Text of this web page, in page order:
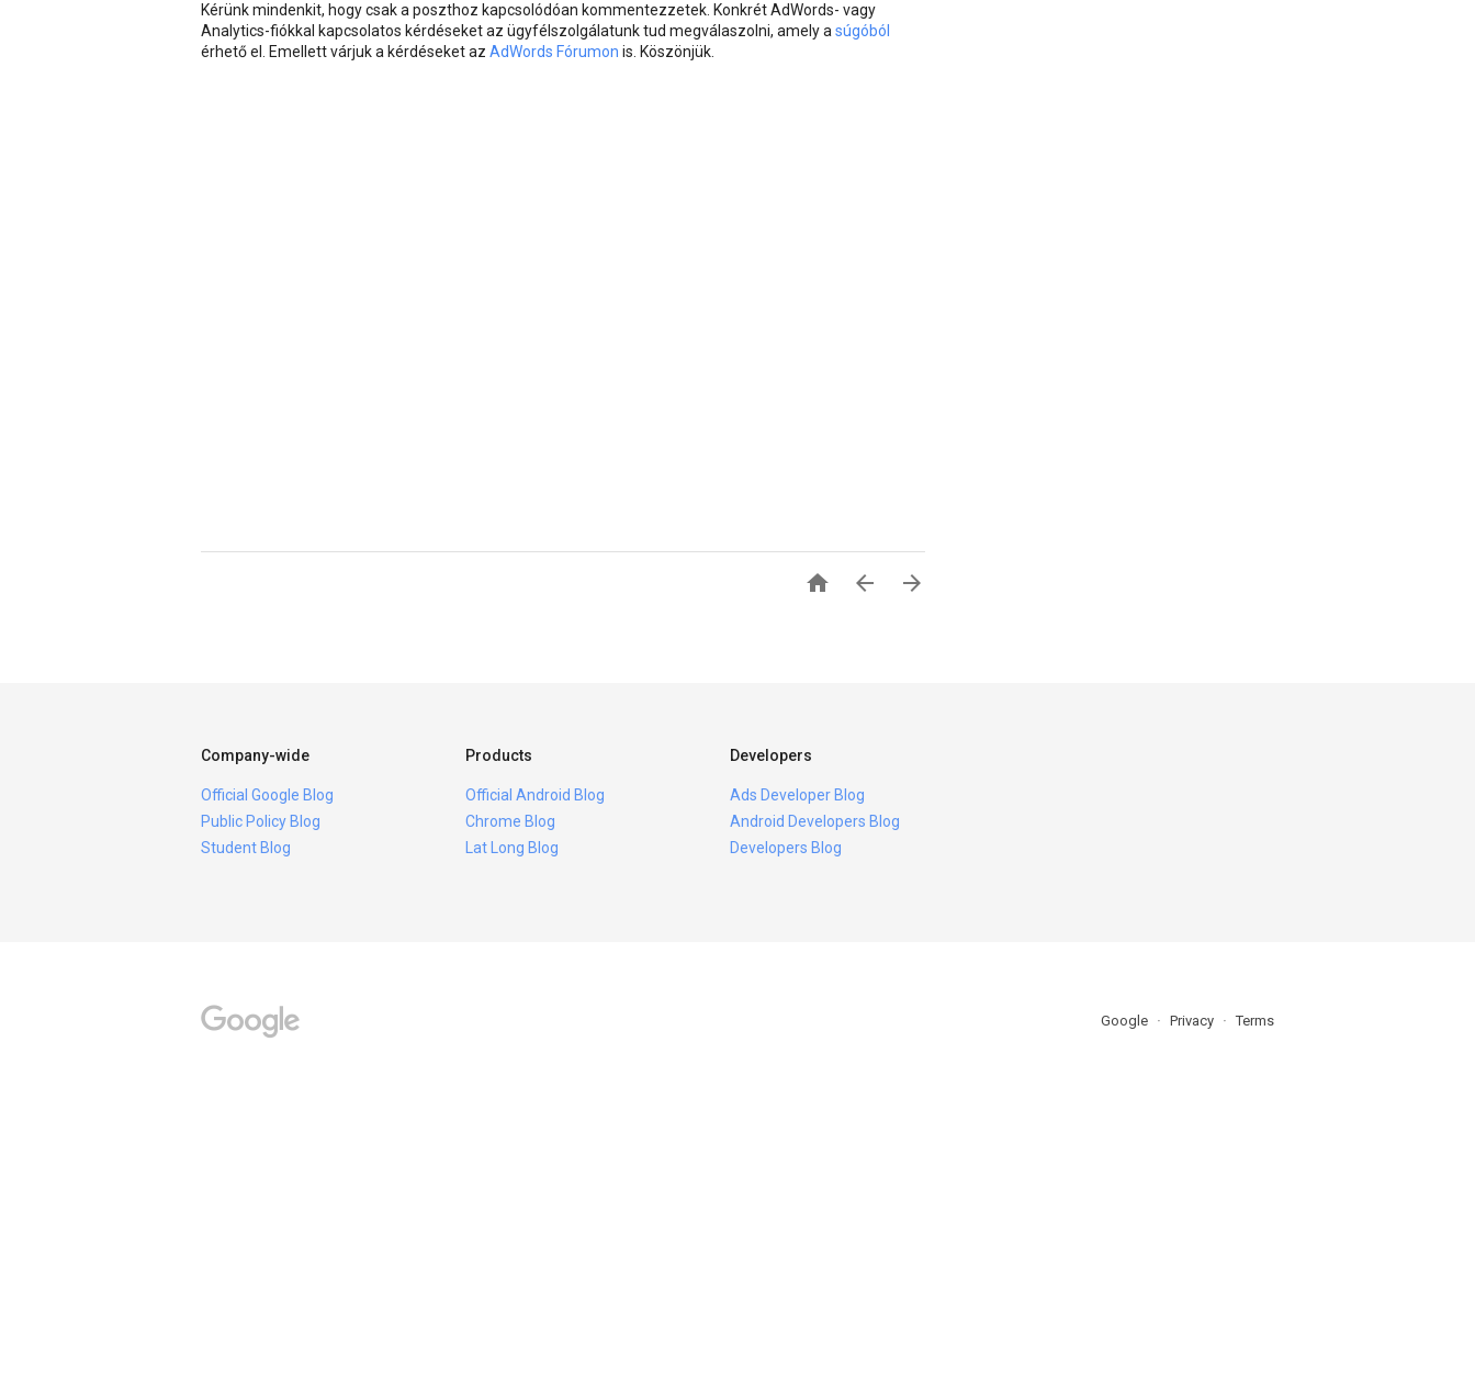
Kérünk mindenkit, hogy csak a poszthoz kapcsolódóan kommentezzetek. Konkrét AdWords- vagy
Analytics-fiókkal kapcsolatos kérdéseket az ügyfélszolgálatunk tud megválaszolni, amely a súgóból
érhető el. Emellett várjuk a kérdéseket az AdWords Fórumon is. Köszönjük.
  
Company-wide
Official Google Blog
Public Policy Blog
Student Blog
Products
Official Android Blog
Chrome Blog
Lat Long Blog
Developers
Ads Developer Blog
Android Developers Blog
Developers Blog
Google Privacy Terms